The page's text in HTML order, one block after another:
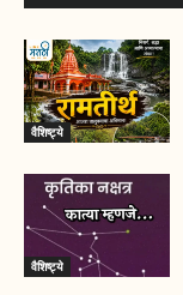
वैशिष्ट्ये
वैशिष्ट्ये